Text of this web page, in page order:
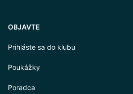
OBJAVTE
Prihláste sa do klubu
Poukážky
Poradca